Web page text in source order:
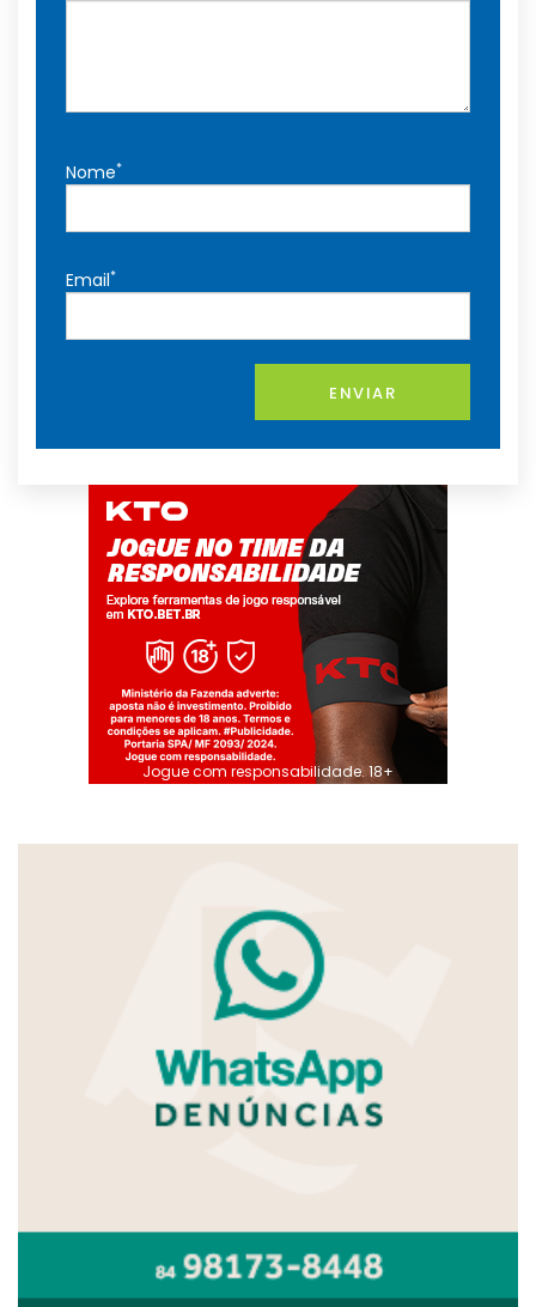
Nome*
Email*
ENVIAR
Jogue com responsabilidade. 18+